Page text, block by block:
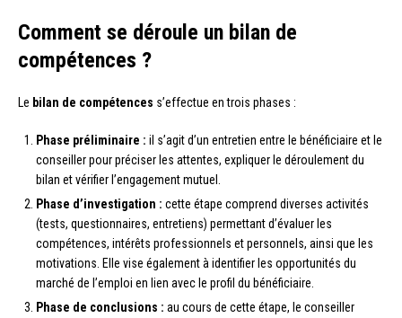
Comment se déroule un bilan de
compétences ?
Le bilan de compétences s’effectue en trois phases :
Phase préliminaire : il s’agit d’un entretien entre le bénéficiaire et le
conseiller pour préciser les attentes, expliquer le déroulement du
bilan et vérifier l’engagement mutuel.
Phase d’investigation : cette étape comprend diverses activités
(tests, questionnaires, entretiens) permettant d’évaluer les
compétences, intérêts professionnels et personnels, ainsi que les
motivations. Elle vise également à identifier les opportunités du
marché de l’emploi en lien avec le profil du bénéficiaire.
Phase de conclusions : au cours de cette étape, le conseiller